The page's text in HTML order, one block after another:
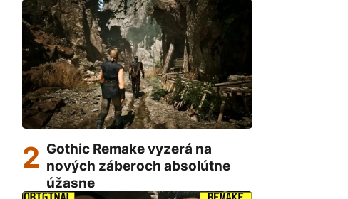
Gothic Remake vyzerá na
nových záberoch absolútne
úžasne